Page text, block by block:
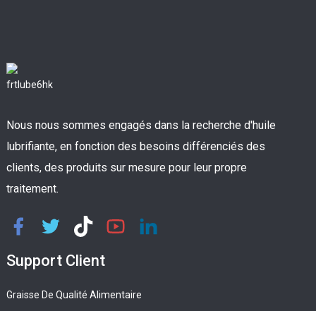
Nous nous sommes engagés dans la recherche d'huile
lubrifiante, en fonction des besoins différenciés des
clients, des produits sur mesure pour leur propre
traitement.
Support Client
Graisse De Qualité Alimentaire